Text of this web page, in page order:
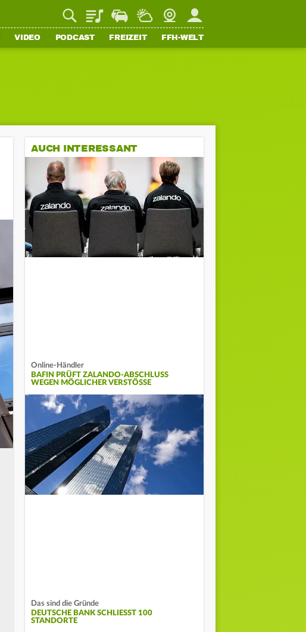
PlaylistStaupilotWetterWebcamMein FFH
VIDEO PODCAST FREIZEIT FFH-WELT
AUCH INTERESSANT
Online-Händler
BAFIN PRÜFT ZALANDO-ABSCHLUSS
WEGEN MÖGLICHER VERSTÖSSE
Das sind die Gründe
DEUTSCHE BANK SCHLIESST 100 S
TANDORTE